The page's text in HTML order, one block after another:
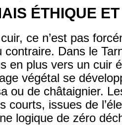
ÉTHIQUE
ce n’est pas
contraire. Dans le
en plus vers un cuir
végétal se
ou de châtaignier.
courts, issues de
logique de zéro